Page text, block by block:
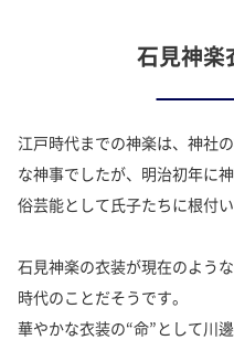
石見神楽
江戸時代までの神楽は、神社
な神事でしたが、明治初年に
俗芸能として氏子たちに根付い
石見神楽の衣装が現在のよう
時代のことだそうです。
華やかな衣装の“命”として川